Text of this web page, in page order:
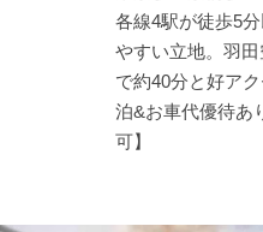
各線4駅が徒歩5
やすい立地。羽
で約40分と好ア
泊&お車代優待あ
可】